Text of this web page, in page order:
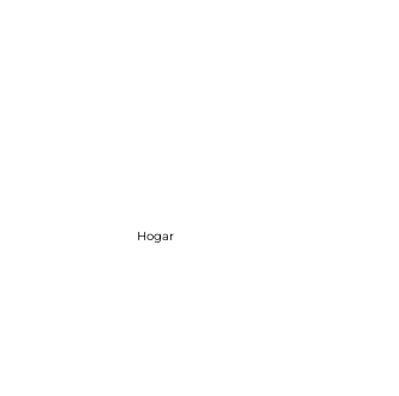
Hogar